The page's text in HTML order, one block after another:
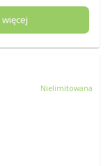
Nielimitowana